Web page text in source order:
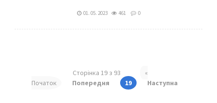
01. 05. 2023 461 0
Сторінка 19 з 93
«
Початок
Попередня 19 Наступна